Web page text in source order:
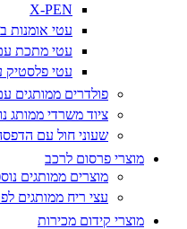
X-PEN
עטי אומנות
עטי מתכת עם
עטי פלסטיק
פולדרים ממותגים
ציוד משרדי ממותג
שעוני חול עם
מוצרי פרסום לרכב
מוצרים ממותגים
עצי ריח ממותגים
מוצרי קידום מכירות